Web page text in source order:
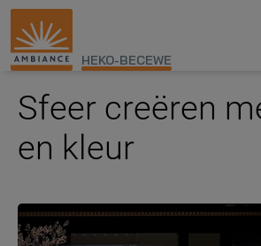
HEKO-BECEWE
Sfeer creëren
en kleur